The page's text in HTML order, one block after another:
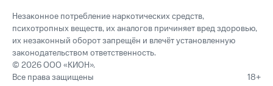
Незаконное потребление наркотических средств,
психотропных веществ, их аналогов причиняет вред здоровью,
их незаконный оборот запрещён и влечёт установленную
законодательством ответственность.
© 2026 ООО «КИОН».
Все права защищены
18+